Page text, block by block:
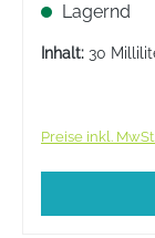
Lagernd
Inhalt: 30
Preise inkl.